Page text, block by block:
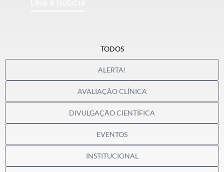
ALERTA!
AVALIAÇÃO CLÍNICA
DIVULGAÇÃO CIENTÍFICA
EVENTOS
INSTITUCIONAL
TODOS